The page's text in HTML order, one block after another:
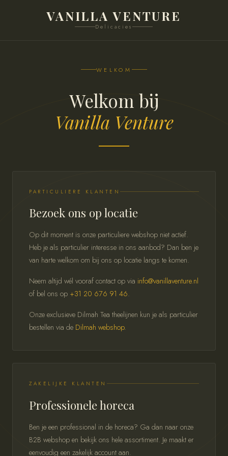
VANILLA VENTURE
Delicacies
WELKOM
Welkom bij
Vanilla Venture
PARTICULIERE KLANTEN
Bezoek ons op locatie
Op dit moment is onze particuliere webshop niet actief.
Heb je als particulier interesse in ons aanbod? Dan ben je
van harte welkom om bij ons op locatie langs te komen.
Neem altijd wél vooraf contact op via info@vanillaventure.nl
of bel ons op +31 20 676 91 46.
Onze exclusieve Dilmah Tea theelijnen kun je als particulier
bestellen via de Dilmah webshop.
ZAKELIJKE KLANTEN
Professionele horeca
Ben je een professional in de horeca? Ga dan naar onze
B2B webshop en bekijk ons hele assortiment. Je maakt er
eenvoudig een zakelijk account aan.